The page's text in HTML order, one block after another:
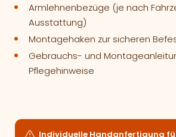
Armlehnenbezüge (je nach
Ausstattung)
Montagehaken zur sicheren
Gebrauchs- und
Pflegehinweise
Individuelle Handanfertigung